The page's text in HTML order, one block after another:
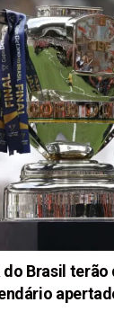
do Brasil